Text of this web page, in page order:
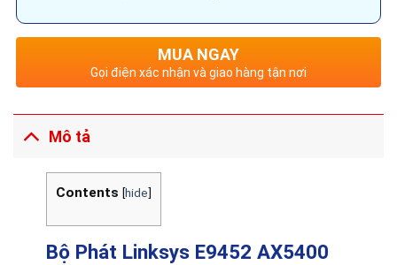
MUA NGAY
Gọi điện xác nhận và giao hàng tận nơi
Mô tả
Contents [hide]
Bộ Phát Linksys E9452 AX5400